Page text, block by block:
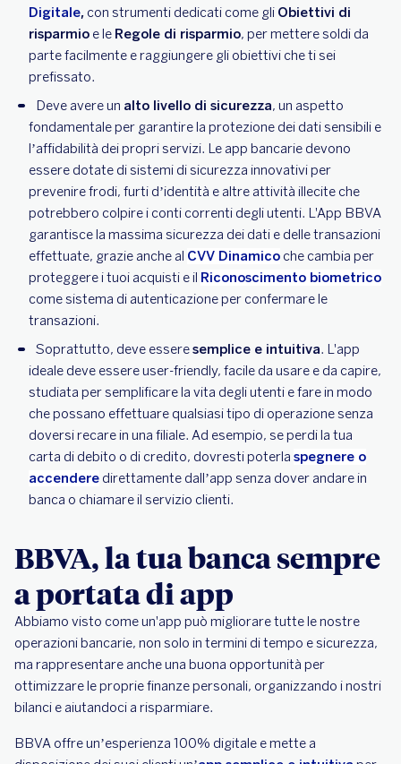
Digitale, con strumenti dedicati come gli Obiettivi di
risparmio e le Regole di risparmio, per mettere soldi da
parte facilmente e raggiungere gli obiettivi che ti sei
prefissato.
Deve avere un alto livello di sicurezza, un aspetto
fondamentale per garantire la protezione dei dati sensibili e
l’affidabilità dei propri servizi. Le app bancarie devono
essere dotate di sistemi di sicurezza innovativi per
prevenire frodi, furti d’identità e altre attività illecite che
potrebbero colpire i conti correnti degli utenti. L'App BBVA
garantisce la massima sicurezza dei dati e delle transazioni
effettuate, grazie anche al CVV Dinamico che cambia per
proteggere i tuoi acquisti e il Riconoscimento biometrico
come sistema di autenticazione per confermare le
transazioni.
Soprattutto, deve esseresemplice e intuitiva. L'app
ideale deve essere user-friendly, facile da usare e da capire,
studiata per semplificare la vita degli utenti e fare in modo
che possano effettuare qualsiasi tipo di operazione senza
doversi recare in una filiale. Ad esempio, se perdi la tua
carta di debito o di credito, dovresti poterla spegnere o
accendere direttamente dall’app senza dover andare in
banca o chiamare il servizio clienti.
BBVA, la tua banca sempre
a portata di app
Abbiamo visto come un'app può migliorare tutte le nostre
operazioni bancarie, non solo in termini di tempo e sicurezza,
ma rappresentare anche una buona opportunità per
ottimizzare le proprie finanze personali, organizzando i nostri
bilanci e aiutandoci a risparmiare.
BBVA offre un’esperienza 100% digitale e mette a